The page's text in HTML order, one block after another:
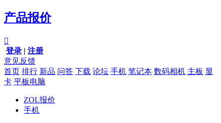
产品报价

登录 | 注册
意见反馈
首页 排行 新品 问答 下载 论坛 手机 笔记本 数码相机 主板 显
卡 平板电脑
ZOL报价
手机